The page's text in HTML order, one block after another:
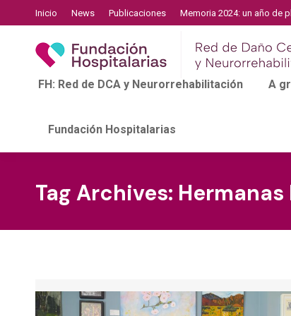
Inicio News Publicaciones Memoria 2024: un año de
FH: Red de DCA y Neurorrehabilitación A
Fundación Hospitalarias
Tag Archives: